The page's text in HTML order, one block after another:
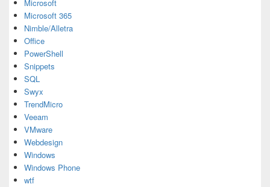
Microsoft
Microsoft 365
Nimble/Alletra
Office
PowerShell
Snippets
SQL
Swyx
TrendMicro
Veeam
VMware
Webdesign
Windows
Windows Phone
wtf